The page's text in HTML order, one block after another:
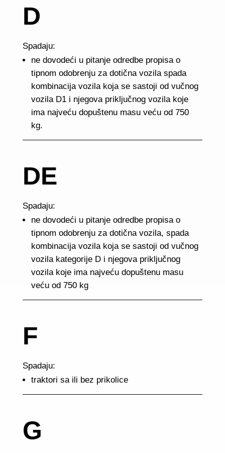
D
Spadaju:
ne dovodeći u pitanje odredbe propisa o
tipnom odobrenju za dotična vozila spada
kombinacija vozila koja se sastoji od vučnog
vozila D1 i njegova priključnog vozila koje
ima najveću dopuštenu masu veću od 750
kg.
DE
Spadaju:
ne dovodeći u pitanje odredbe propisa o
tipnom odobrenju za dotična vozila, spada
kombinacija vozila koja se sastoji od vučnog
vozila kategorije D i njegova priključnog
vozila koje ima najveću dopuštenu masu
veću od 750 kg
F
Spadaju:
traktori sa ili bez prikolice
G